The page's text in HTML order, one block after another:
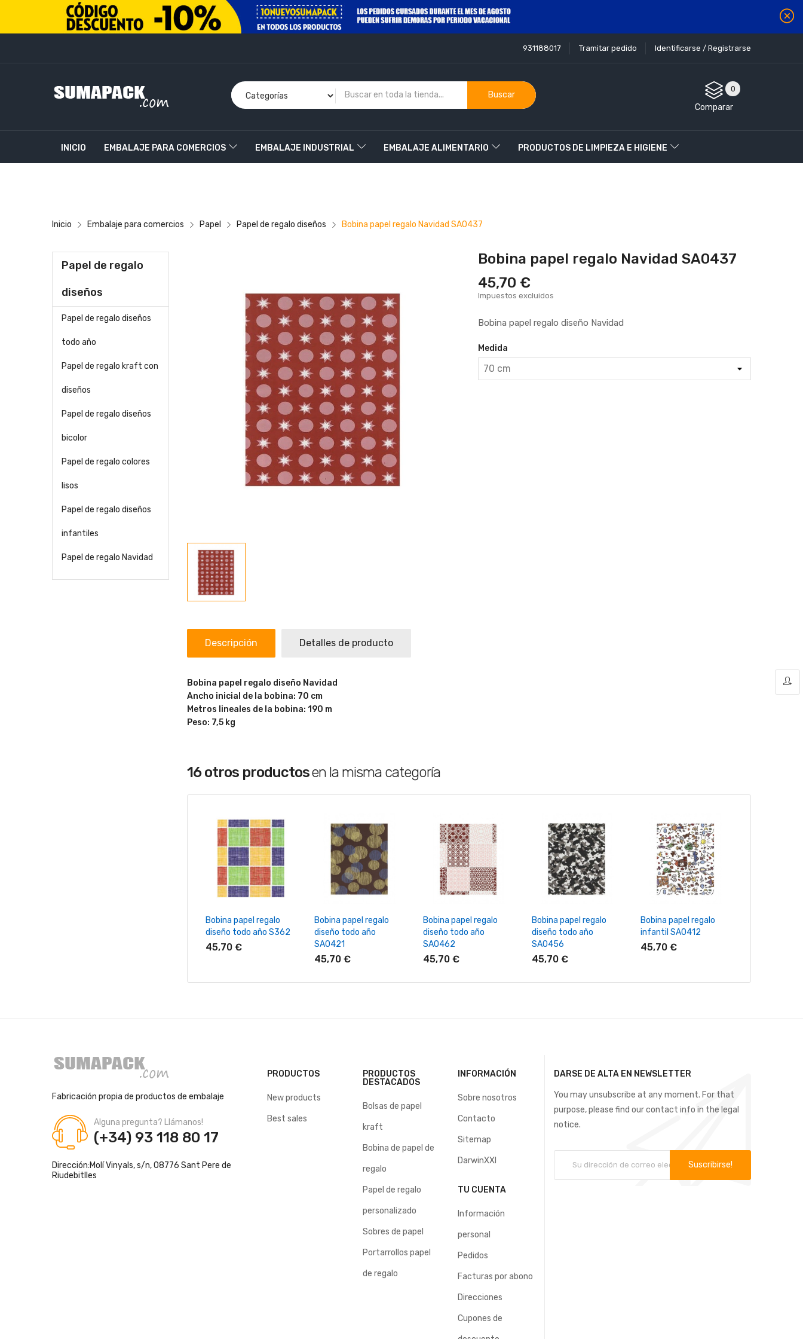
Identificarse / Registrarse
Tramitar pedido
931188017
Buscar
0
Comparar
INICIO EMBALAJE PARA COMERCIOS EMBALAJE INDUSTRIAL EMBALAJE ALIMENTARIO PRODUCTOS DE LIMPIEZA E HIGIENE
Inicio Embalaje para comercios Papel Papel de regalo diseños Bobina papel regalo Navidad SA0437
Papel de regalo
diseños
Papel de regalo diseños
todo año
Papel de regalo kraft con
diseños
Papel de regalo diseños
bicolor
Papel de regalo colores
lisos
Papel de regalo diseños
infantiles
Papel de regalo Navidad
Bobina papel regalo Navidad SA0437
45,70 €
Impuestos excluidos
Bobina papel regalo diseño Navidad
Medida
Descripción Detalles de producto
Bobina papel regalo diseño Navidad
Ancho inicial de la bobina: 70 cm
Metros lineales de la bobina: 190 m
Peso: 7,5 kg
16 otros productosen la misma categoría
+ Añadir Al Carrito
Bobina papel regalo
diseño todo año S362
45,70 €
+ Añadir Al Carrito
Bobina papel regalo
diseño todo año
SA0421
45,70 €
+ Añadir Al Carrito
Bobina papel regalo
diseño todo año
SA0462
45,70 €
+ Añadir Al Carrito
Bobina papel regalo
diseño todo año
SA0456
45,70 €
+ Añadir Al Carrito
Bobina papel regalo
infantil SA0412
45,70 €
Fabricación propia de productos de embalaje
Alguna pregunta? Llámanos!
(+34) 93 118 80 17
Dirección:Molí Vinyals, s/n, 08776 Sant Pere de
Riudebitlles
PRODUCTOS
New products
Best sales
PRODUCTOS
DESTACADOS
Bolsas de papel
kraft
Bobina de papel de
regalo
Papel de regalo
personalizado
Sobres de papel
Portarrollos papel
de regalo
INFORMACIÓN
Sobre nosotros
Contacto
Sitemap
DarwinXXI
TU CUENTA
Información
personal
Pedidos
Facturas por abono
Direcciones
Cupones de
DARSE DE ALTA EN NEWSLETTER
You may unsubscribe at any moment. For that
purpose, please find our contact info in the legal
notice.